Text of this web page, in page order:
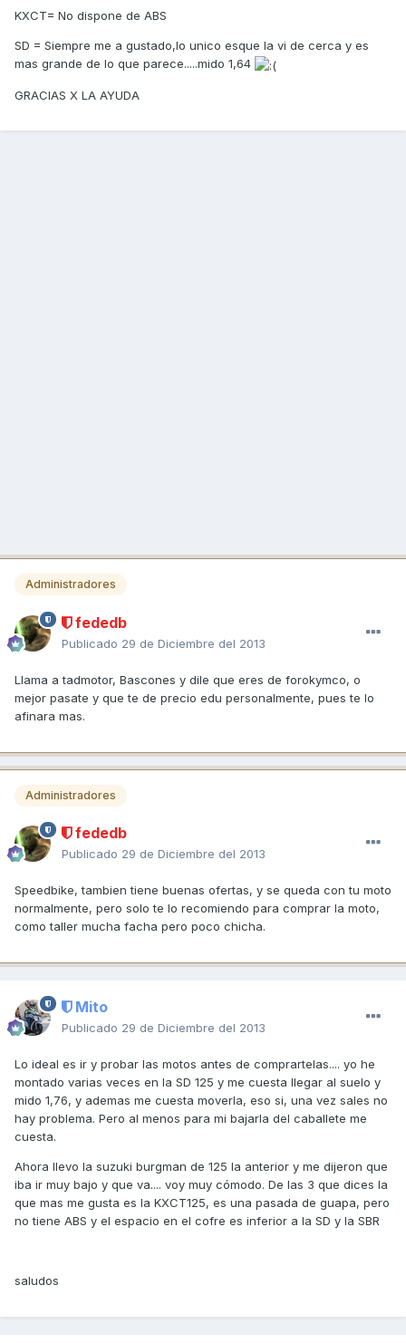
KXCT= No dispone de ABS
SD = Siempre me a gustado,lo unico esque la vi de cerca y es
mas grande de lo que parece.....mido 1,64
GRACIAS X LA AYUDA
Administradores
fededb
Publicado 29 de Diciembre del 2013
Llama a tadmotor, Bascones y dile que eres de forokymco, o
mejor pasate y que te de precio edu personalmente, pues te lo
afinara mas.
Administradores
fededb
Publicado 29 de Diciembre del 2013
Speedbike, tambien tiene buenas ofertas, y se queda con tu moto
normalmente, pero solo te lo recomiendo para comprar la moto,
como taller mucha facha pero poco chicha.
Mito
Publicado 29 de Diciembre del 2013
Lo ideal es ir y probar las motos antes de comprartelas.... yo he
montado varias veces en la SD 125 y me cuesta llegar al suelo y
mido 1,76, y ademas me cuesta moverla, eso si, una vez sales no
hay problema. Pero al menos para mi bajarla del caballete me
cuesta.
Ahora llevo la suzuki burgman de 125 la anterior y me dijeron que
iba ir muy bajo y que va.... voy muy cómodo. De las 3 que dices la
que mas me gusta es la KXCT125, es una pasada de guapa, pero
no tiene ABS y el espacio en el cofre es inferior a la SD y la SBR
saludos